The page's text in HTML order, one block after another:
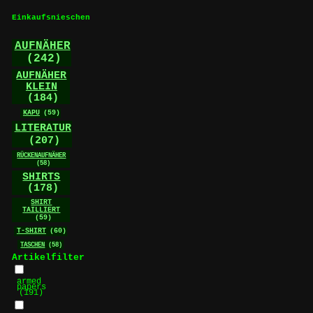
Einkaufsnieschen
AUFNÄHER
(242)
AUFNÄHER
KLEIN
(184)
KAPU (59)
LITERATUR
(207)
RÜCKENAUFNÄHER
(58)
SHIRTS
(178)
SHIRT
TAILLIERT
(59)
T-SHIRT (60)
TASCHEN
(58)
Artikelfilter
armed
papers
(191)